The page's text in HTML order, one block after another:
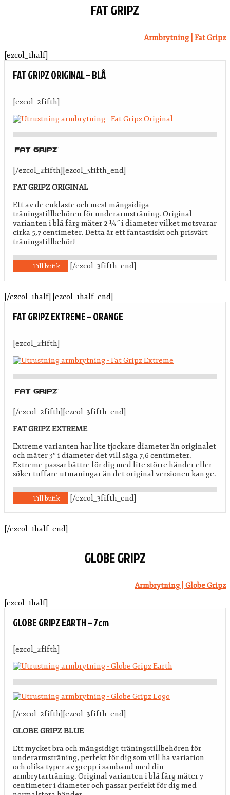
FAT GRIPZ
Armbrytning | Fat Gripz
[ezcol_1half]
FAT GRIPZ ORIGINAL – BLÅ
[ezcol_2fifth]
[/ezcol_2fifth][ezcol_3fifth_end]
FAT GRIPZ ORIGINAL
Ett av de enklaste och mest mångsidiga
träningstillbehören för underarmsträning. Original
varianten i blå färg mäter 2 ¼” i diameter vilket motsvarar
cirka 5,7 centimeter. Detta är ett fantastiskt och prisvärt
träningstillbehör!
Till butik [/ezcol_3fifth_end]
[/ezcol_1half] [ezcol_1half_end]
FAT GRIPZ EXTREME – ORANGE
[ezcol_2fifth]
[/ezcol_2fifth][ezcol_3fifth_end]
FAT GRIPZ EXTREME
Extreme varianten har lite tjockare diameter än originalet
och mäter 3″ i diameter det vill säga 7,6 centimeter.
Extreme passar bättre för dig med lite större händer eller
söker tuffare utmaningar än det original versionen kan ge.
Till butik [/ezcol_3fifth_end]
[/ezcol_1half_end]
GLOBE GRIPZ
Armbrytning | Globe Gripz
[ezcol_1half]
GLOBE GRIPZ EARTH – 7cm
[ezcol_2fifth]
[/ezcol_2fifth][ezcol_3fifth_end]
GLOBE GRIPZ BLUE
Ett mycket bra och mångsidigt träningstillbehören för
underarmsträning, perfekt för dig som vill ha variation
och olika typer av grepp i samband med din
armbrytarträning. Original varianten i blå färg mäter 7
centimeter i diameter och passar perfekt för dig med